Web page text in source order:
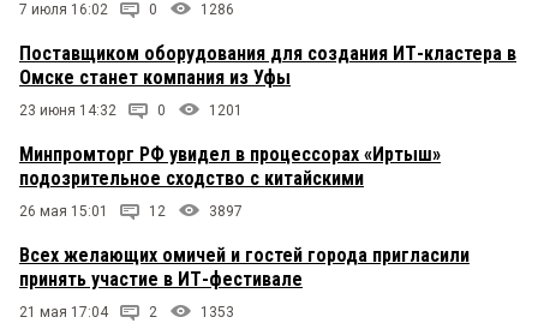
7 июля 16:02 0 1286
Поставщиком оборудования для создания ИТ-кластера в
Омске станет компания из Уфы
23 июня 14:32 0 1201
Минпромторг РФ увидел в процессорах «Иртыш»
подозрительное сходство с китайскими
26 мая 15:01 12 3897
Всех желающих омичей и гостей города пригласили
принять участие в ИТ-фестивале
21 мая 17:04 2 1353